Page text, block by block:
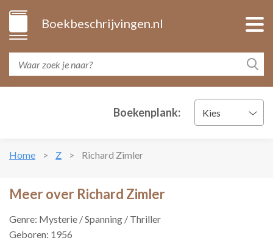
Boekbeschrijvingen.nl
Boekenplank: Kies
Home Z Richard Zimler
Meer over Richard Zimler
Genre: Mysterie / Spanning / Thriller
Geboren: 1956